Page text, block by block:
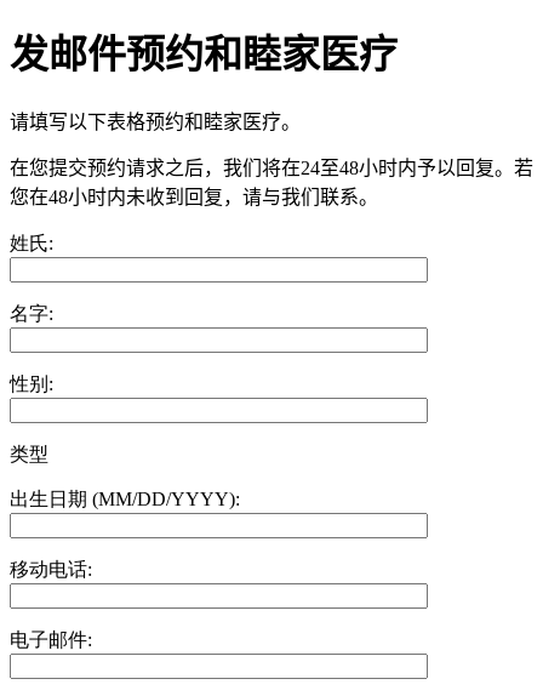
发邮件预约和睦家医疗
请填写以下表格预约和睦家医疗。
在您提交预约请求之后，我们将在24至48小时内予以回复。若
您在48小时内未收到回复，请与我们联系。
姓氏:
名字:
性别:
类型
出生日期 (MM/DD/YYYY):
移动电话:
电子邮件: